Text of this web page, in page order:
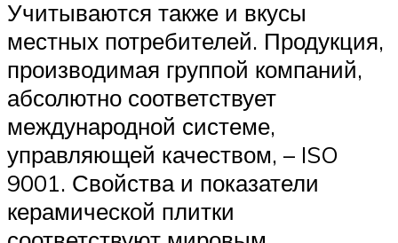
Учитываются также и вкусы
местных потребителей. Продукция,
производимая группой компаний,
абсолютно соответствует
международной системе,
управляющей качеством, – ISO
9001. Свойства и показатели
керамической плитки